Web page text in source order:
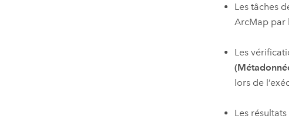
Les tâches
ArcMappar
Les
lors de
Les